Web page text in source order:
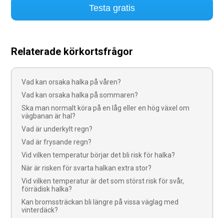
Testa gratis
Relaterade körkortsfrågor
Vad kan orsaka halka på våren?
Vad kan orsaka halka på sommaren?
Ska man normalt köra på en låg eller en hög växel om
vägbanan är hal?
Vad är underkylt regn?
Vad är frysande regn?
Vid vilken temperatur börjar det bli risk för halka?
När är risken för svarta halkan extra stor?
Vid vilken temperatur är det som störst risk för svår,
förrädisk halka?
Kan bromssträckan bli längre på vissa väglag med
vinterdäck?